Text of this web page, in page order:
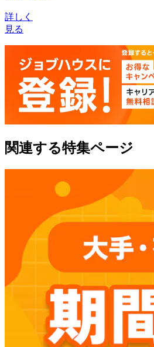
詳しく
見る
関連する特集ページ